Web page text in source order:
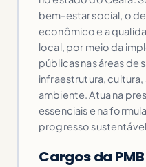
bem-estar social, o
econômico e a
local, por meio da
públicas nas áreas de
infraestrutura, cultura,
ambiente. Atua na
essenciais e na
progresso
Cargos da PMB